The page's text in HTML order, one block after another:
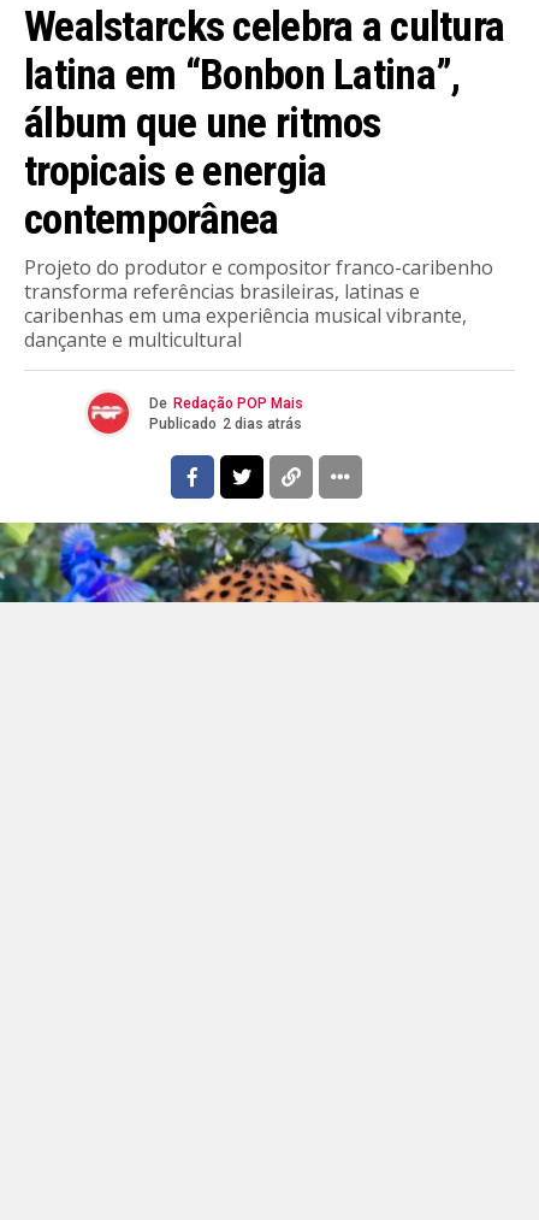
Wealstarcks celebra a cultura
latina em “Bonbon Latina”,
álbum que une ritmos
tropicais e energia
contemporânea
Projeto do produtor e compositor franco-caribenho
transforma referências brasileiras, latinas e
caribenhas em uma experiência musical vibrante,
dançante e multicultural
De Redação POP Mais
Publicado 2 dias atrás